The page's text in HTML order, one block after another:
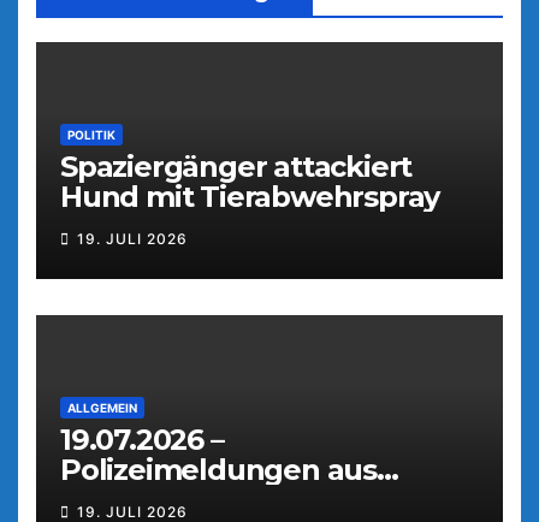
POLITIK
Spaziergänger attackiert
Hund mit Tierabwehrspray
19. JULI 2026
ALLGEMEIN
19.07.2026 –
Polizeimeldungen aus
Weiden
19. JULI 2026